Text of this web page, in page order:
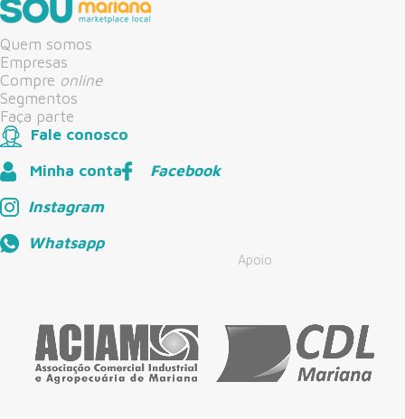
Quem somos
Empresas
Compre online
Segmentos
Faça parte
Fale conosco
Minha conta
Facebook
Instagram
Whatsapp
Apoio